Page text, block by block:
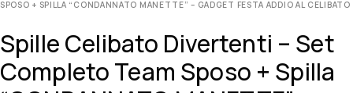
SPOSO + SPILLA “CONDANNATO MANETTE” – GADGET FESTA ADDIO AL CELIBATO
Spille Celibato Divertenti – Set
Completo Team Sposo + Spilla